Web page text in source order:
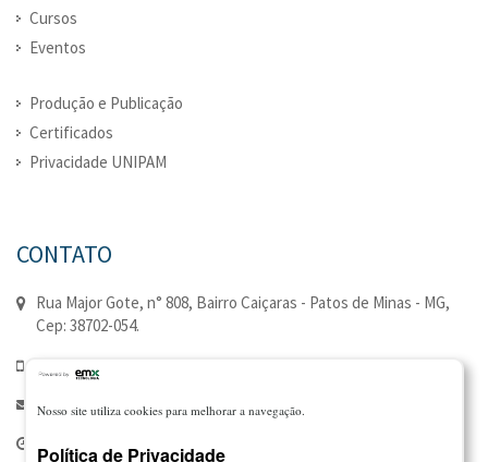
Cursos
Eventos
Produção e Publicação
Certificados
Privacidade UNIPAM
CONTATO
Rua Major Gote, n° 808, Bairro Caiçaras - Patos de Minas - MG,
Cep: 38702-054.
(34) 3823-0352 | (34) 3823-0335
extensao@unipam.edu.br
Seg à Qui - 7:00 - 21:00 | Sex - 7:00 - 18:00
Nosso site utiliza cookies para melhorar a navegação.
Política de Privacidade